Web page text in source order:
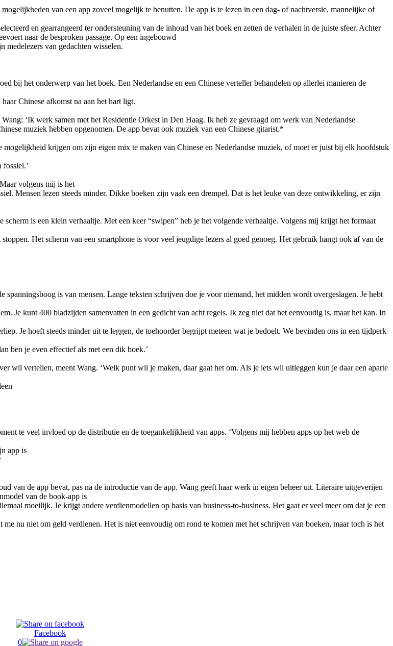
van een app zoveel mogelijk te benutten. De app is te lezen in een dag- of nachtversie, mannelijke of
en gearrangeerd ter ondersteuning van de inhoud van het boek en zetten de verhalen in de juiste sfeer. Achter
naar de besproken passage. Op een ingebouwd
van gedachten wisselen.
bij het onderwerp van het boek. Een Nederlandse en een Chinese verteller behandelen op allerlei manieren de
Chinese afkomst na aan het hart ligt.
‘Ik werk samen met het Residentie Orkest in Den Haag. Ik heb ze gevraagd om werk van Nederlandse
muziek hebben opgenomen. De app bevat ook muziek van een Chinese gitarist.*
krijgen om zijn eigen mix te maken van Chinese en Nederlandse muziek, of moet er juist bij elk hoofdstuk
fossiel.’
volgens mij is het
Mensen lezen steeds minder. Dikke boeken zijn vaak een drempel. Dat is het leuke van deze ontwikkeling, er zijn
is een klein verhaaltje. Met een keer “swipen” heb je het volgende verhaaltje. Volgens mij krijgt het formaat
Het scherm van een smartphone is voor veel jeugdige lezers al goed genoeg. Het gebruik hangt ook af van de
is van mensen. Lange teksten schrijven doe je voor niemand, het midden wordt overgeslagen. Je hebt
Je kunt 400 bladzijden samenvatten in een gedicht van acht regels. Ik zeg niet dat het eenvoudig is, maar het kan. In
Je hoeft steeds minder uit te leggen, de toehoorder begrijpt meteen wat je bedoelt. We bevinden ons in een tijdperk
ben je even effectief als met een dik boek.’
wil vertellen, meent Wang. ‘Welk punt wil je maken, daar gaat het om. Als je iets wil uitleggen kun je daar een aparte
te veel invloed op de distributie en de toegankelijkheid van apps. ‘Volgens mij hebben apps op het web de
app is
van de app bevat, pas na de introductie van de app. Wang geeft haar werk in eigen beheer uit. Literaire uitgeverijen
van de book-app is
moeilijk. Je krijgt andere verdienmodellen op basis van business-to-business. Het gaat er veel meer om dat je een
nu niet om geld verdienen. Het is niet eenvoudig om rond te komen met het schrijven van boeken, maar toch is het
Facebook
0